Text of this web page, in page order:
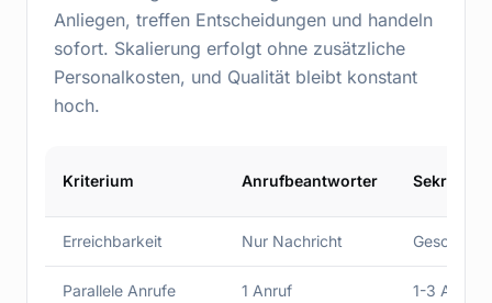
Anliegen, treffen Entscheidungen und handeln
sofort. Skalierung erfolgt ohne zusätzliche
Personalkosten, und Qualität bleibt konstant
hoch.
Kriterium Anrufbeantworter
Erreichbarkeit Nur Nachricht
Parallele Anrufe 1 Anruf 1-3 Anrufe